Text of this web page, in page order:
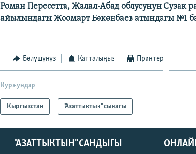
Роман Пересетта, Жалал-Абад облусунун Сузак
айылындагы Жоомарт Бөкөнбаев атындагы №1
Бөлүшүңүз Катталыңыз Принтер
Куржундар
Кыргызстан "Азаттыктын" сынагы
"АЗАТТЫКТЫН" САНДЫГЫ